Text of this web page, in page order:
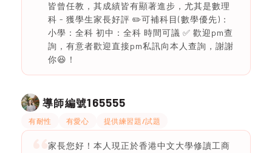
皆曾任教，其成績皆有顯著進步，尤其是數理
科 - 獲學生家長好評 ✏️可補科目(數學優先)：
小學：全科 初中：全科 時間可議 ✅ 歡迎pm查
詢，有意者歡迎直接pm私訊向本人查詢，謝謝
你😆！
導師編號165555
有耐性 有愛心 提供練習題/試題
家長您好！本人現正於香港中文大學修讀工商